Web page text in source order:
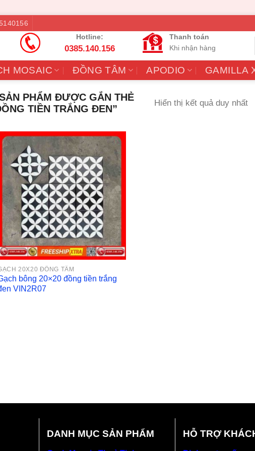
Hotline:
0385.140.156
Thanh toán
Khi nhận hàng
MOSAIC ĐỒNG TÂM APODIO GAMILLA
PHẨM ĐƯỢC GẮN THẺ
TIỀN TRẮNG ĐEN”
Hiển thị kết quả duy nhất
20X20 ĐỒNG TÂM
bông 20×20 đồng tiền trắng
VIN2R07
DANH MỤC SẢN PHẨM HỖ TRỢ